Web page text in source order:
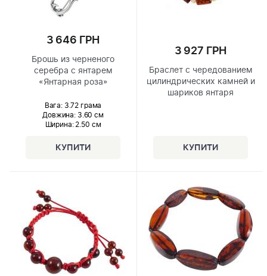
3 646 ГРН
Брошь из черненого
серебра с янтарем
«Янтарная роза»
Вага: 3.72 грама
Довжина: 3.60 см
Ширина: 2.50 см
3 927 ГРН
Браслет с чередованием
цилиндрических камней и
шариков янтаря